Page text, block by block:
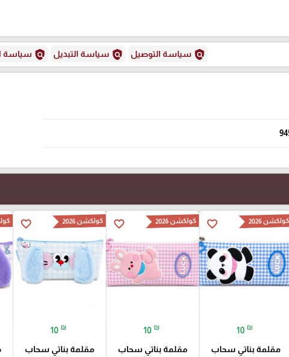
policy سياسة التوصيل policy سياسة التبديل policy سياسة
favorite_border كولكشن 2026
10 ₪
مقلمة بناتي سحاب
favorite_border كولكشن 2026
10 ₪
مقلمة بناتي سحاب
favorite_border كولكشن 2026
10 ₪
مقلمة بناتي سحاب